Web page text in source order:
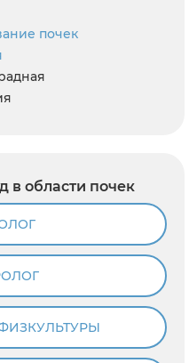
почек
в области почек